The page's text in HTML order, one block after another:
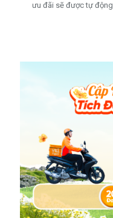
ưu đãi sẽ được tự động